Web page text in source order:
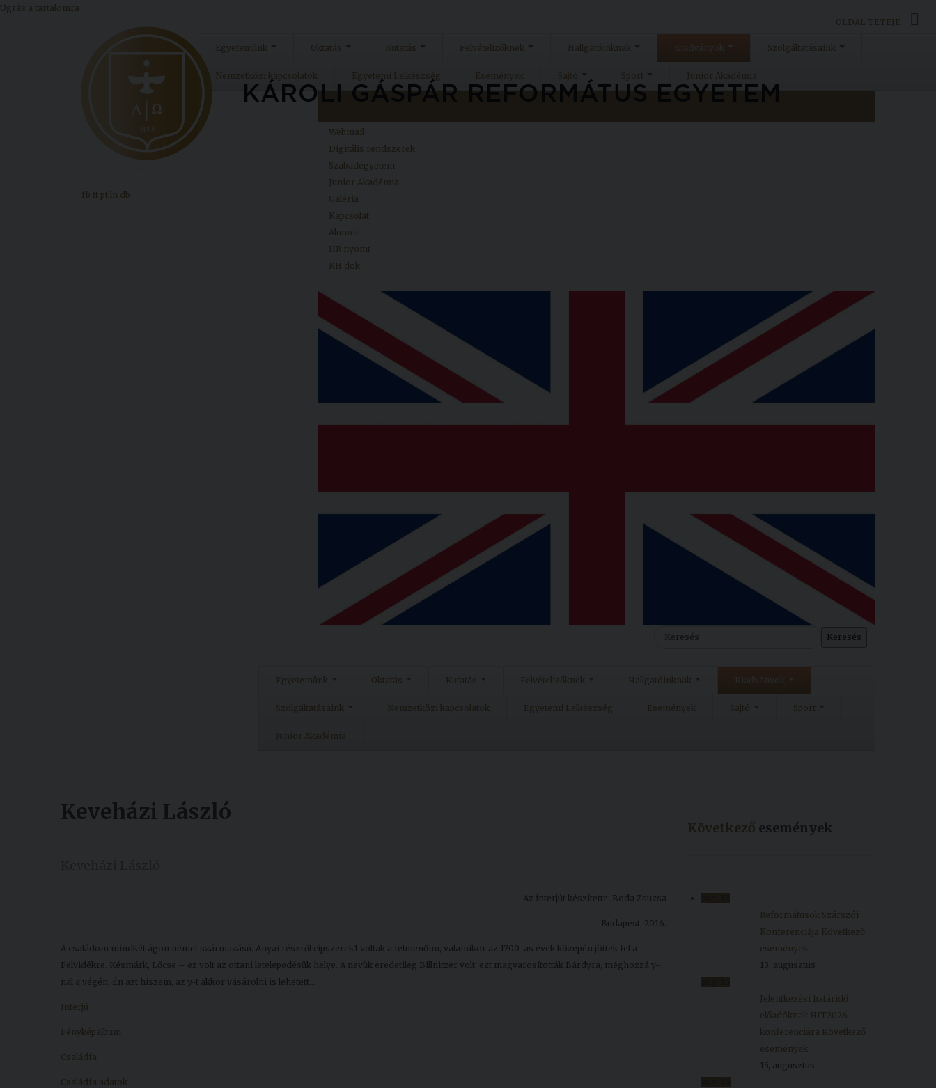
Ugrás a tartalomra
Egyetemünk Oktatás Kutatás Felvételizőknek Hallgatóinknak Kiadványok Szolgáltatásaink
Nemzetközi kapcsolatok Egyetemi Lelkészség Események Sajtó Sport Junior Akadémia
Webmail
Digitális rendszerek
Szabadegyetem
Junior Akadémia
Galéria
Kapcsolat
Alumni
HR nyomt
KH dok
Keresés
fb tt pt ln db
Egyetemünk Oktatás Kutatás Felvételizőknek Hallgatóinknak Kiadványok
Szolgáltatásaink Nemzetközi kapcsolatok Egyetemi Lelkészség Események Sajtó Sport
Junior Akadémia
Keveházi László
Az interjút készítette: Boda Zsuzsa
Budapest, 2016.
A családom mindkét ágon német származású. Anyai részről cipszerek1 voltak a felmenőim, valamikor az 1700-as évek közepén jöttek fel a
Felvidékre. Késmárk, Lőcse – ez volt az ottani letelepedésük helye. A nevük eredetileg Billnitzer volt, ezt magyarosították Bárdyra, méghozzá y-
nal a végén. Én azt hiszem, az y-t akkor vásárolni is lehetett…
Interjú
Fényképalbum
Családfa
Családfa adatok
Következő események
Reformátusok Szárszói
Konferenciája Következő
események
13, augusztus
Jelentkezési határidő
előadóknak HIT2026
konferenciára Következő
események
15, augusztus
OLDAL TETEJE